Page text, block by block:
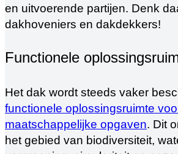
en uitvoerende partijen. Denk
dakhoveniers en dakdekkers!
Functionele
Het dak wordt steeds vaker
functionele oplossingsruimte
maatschappelijke opgaven. Dit
het gebied van biodiversiteit,